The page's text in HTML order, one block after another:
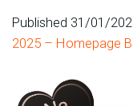
Published 31/01/
2025 – Homepage